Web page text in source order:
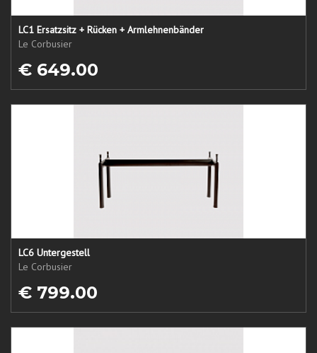
LC1 Ersatzsitz + Rücken + Armlehnenbänder
Le Corbusier
€ 649.00
LC6 Untergestell
Le Corbusier
€ 799.00